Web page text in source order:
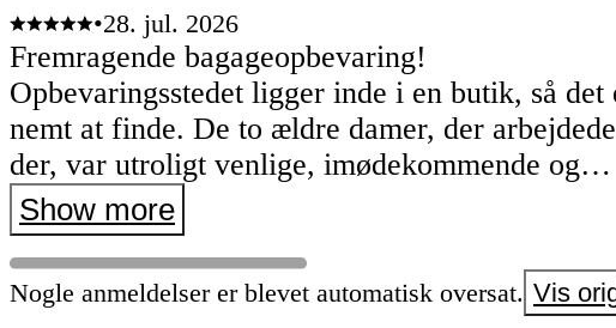
•28. jul. 2026
Fremragende bagageopbevaring!
Opbevaringsstedet ligger inde i en butik, så det
nemt at finde. De to ældre damer, der arbejdede
der, var utroligt venlige, imødekommende og
hjælpsomme. De tog imod mig med stor varme,
det var en sand fornøjelse at have med dem at
Hele forløbet var hurtigt, problemfrit og
Jeg kan varmt anbefale dette sted til alle, der
Show more
Nogle anmeldelser er blevet automatisk oversat. Vis